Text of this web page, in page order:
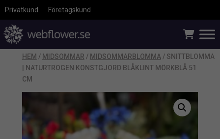
Privatkund Företagskund
HEM / MIDSOMMAR / MIDSOMMARBLOMMA / SNITTBLOMMA
| NATURTROGEN KONSTGJORD BLÅKLINT MÖRKBLÅ 51
CM